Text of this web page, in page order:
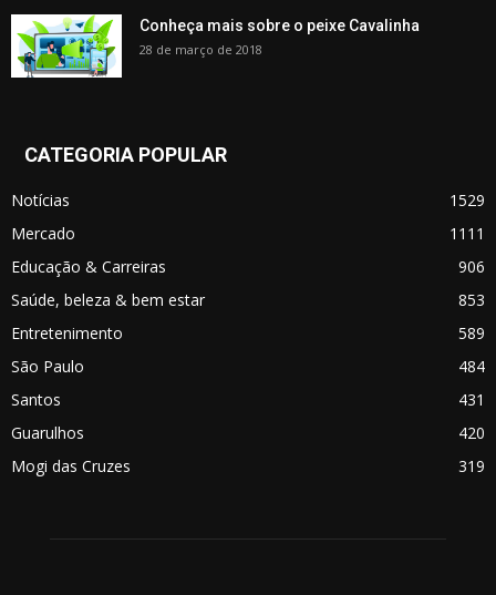
Conheça mais sobre o peixe Cavalinha
28 de março de 2018
CATEGORIA POPULAR
Notícias
1529
Mercado
1111
Educação & Carreiras
906
Saúde, beleza & bem estar
853
Entretenimento
589
São Paulo
484
Santos
431
Guarulhos
420
Mogi das Cruzes
319